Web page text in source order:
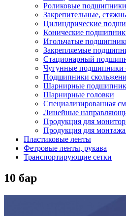
Роликовые подшипники
Закрепительные,
Цилиндрические
Конические
Игольчатые
Закрепляемые
Стационарный
Чугунные подшипники
Подшипники
Шарнирные
Шарнирные головки
Специализированная
Линейные
Продукция для
Продукция для
Пластиковые ленты
Фетровые ленты, рукава
Транспортирующие сетки
10 бар